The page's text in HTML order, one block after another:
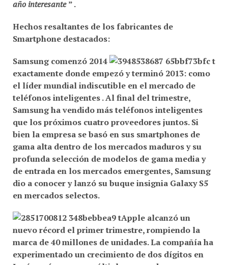
Smartphone destacados:
exactamente donde empezó y terminó 2013: como
el líder mundial indiscutible en el mercado de
teléfonos inteligentes . Al final del trimestre,
Samsung ha vendido más teléfonos inteligentes
que los próximos cuatro proveedores juntos. Si
bien la empresa se basó en sus smartphones de
gama alta dentro de los mercados maduros y su
profunda selección de modelos de gama media y
de entrada en los mercados emergentes,Samsung
dio a conocer y lanzó su buque insigniaGalaxy S5
en mercados selectos.
nuevo récord el primer trimestre, rompiendo la
marca de40 millones de unidades. La compañía ha
experimentado un crecimiento de dos dígitos en
Japón, así como en múltiples mercados en